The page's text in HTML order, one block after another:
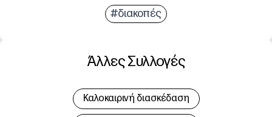
#διακοπές
Άλλες Συλλογές
Καλοκαιρινή διασκέδαση